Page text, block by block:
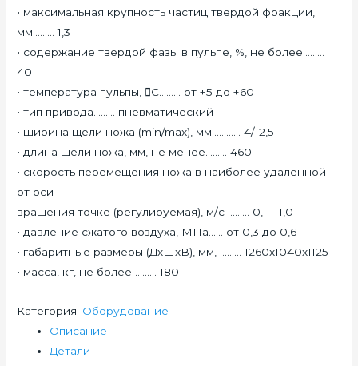
• максимальная крупность частиц твердой фракции,
мм……… 1,3
• содержание твердой фазы в пульпе, %, не более………
40
• температура пульпы, С……… от +5 до +60
• тип привода……… пневматический
• ширина щели ножа (min/max), мм………… 4/12,5
• длина щели ножа, мм, не менее……… 460
• скорость перемещения ножа в наиболее удаленной
от оси
вращения точке (регулируемая), м/с ……… 0,1 – 1,0
• давление сжатого воздуха, МПа…… от 0,3 до 0,6
• габаритные размеры (ДхШхВ), мм, ……… 1260х1040х1125
• масса, кг, не более ……… 180
Количество
Категория: Оборудование
Описание
Детали